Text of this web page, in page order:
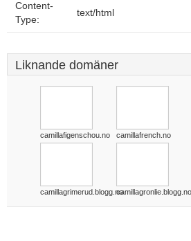
Content-
Type:
text/html
Liknande domäner
camillafigenschou.no camillafrench.no
camillagrimerud.blogg.nocamillagronlie.blogg.no